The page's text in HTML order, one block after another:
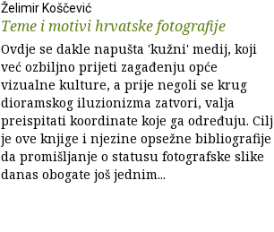
Želimir Koščević
Teme i motivi hrvatske fotografije
Ovdje se dakle napušta 'kužni' medij, koji
već ozbiljno prijeti zagađenju opće
vizualne kulture, a prije negoli se krug
dioramskog iluzionizma zatvori, valja
preispitati koordinate koje ga određuju. Cilj
je ove knjige i njezine opsežne bibliografije
da promišljanje o statusu fotografske slike
danas obogate još jednim...